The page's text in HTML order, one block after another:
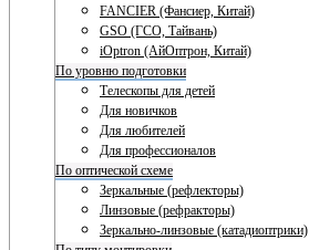
FANCIER (Фансиер, Китай)
GSO (ГСО, Тайвань)
iOptron (АйОптрон, Китай)
По уровню подготовки
Телескопы для детей
Для новичков
Для любителей
Для профессионалов
По оптической схеме
Зеркальные (рефлекторы)
Линзовые (рефракторы)
Зеркально-линзовые (катадиоптрики)